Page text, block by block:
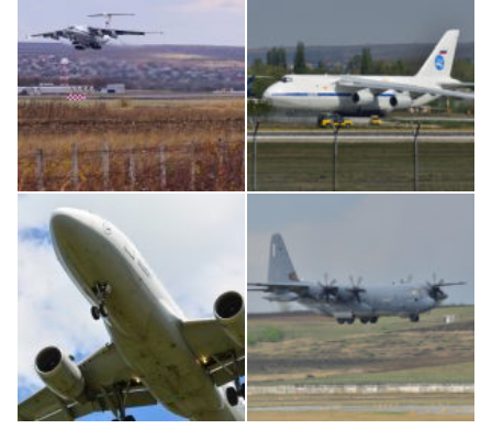
An12, UR-CGV
IL76, RA-78844 An124, RA-82013